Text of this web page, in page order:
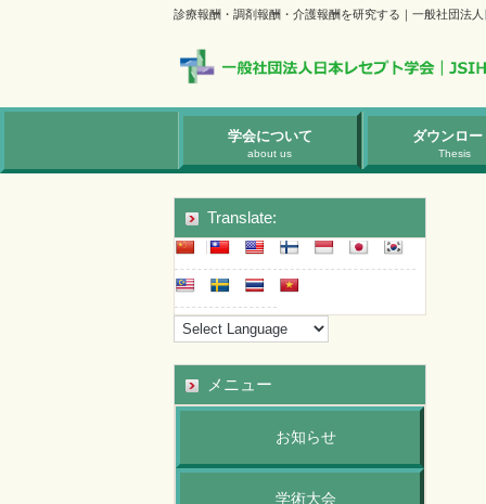
診療報酬・調剤報酬・介護報酬を研究する｜一般社団法
学会について
about us
ダウンロー
Thesis
Translate:
メニュー
お知らせ
学術大会